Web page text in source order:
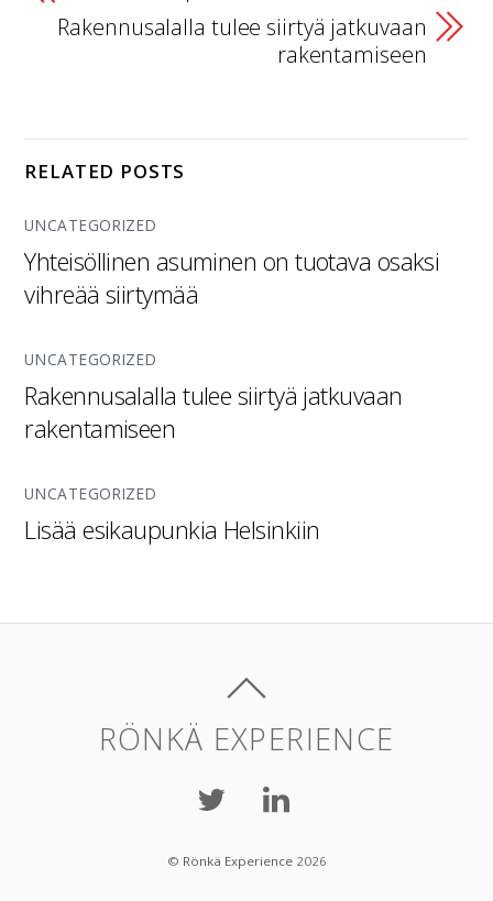
Rakennusalalla tulee siirtyä jatkuvaan
rakentamiseen
RELATED POSTS
UNCATEGORIZED
Yhteisöllinen asuminen on tuotava osaksi
vihreää siirtymää
UNCATEGORIZED
Rakennusalalla tulee siirtyä jatkuvaan
rakentamiseen
UNCATEGORIZED
Lisää esikaupunkia Helsinkiin
RÖNKÄ EXPERIENCE
© Rönkä Experience2026